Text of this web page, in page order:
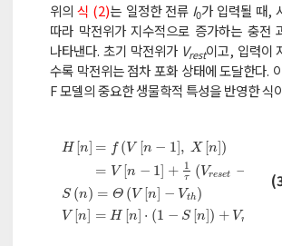
위의식 (2)는 일정한 전류 I0가 입력될 때,
따라 막전위가 지수적으로 증가하는 충전
나타낸다. 초기 막전위가 Vrest이고, 입력이
수록 막전위는 점차 포화 상태에 도달한다.
F 모델의 중요한 생물학적 특성을 반영한 식
H [n = f ( V n − 1 , X n )
= V [n − 1] + 1
τ ( Vreset −
S (n) = Θ ( V [n] − Vth )
V [n] = H [n] ⋅ (1 − S [n]) + Vr
Vn -1 , X =V - 1+ 1τVre n-